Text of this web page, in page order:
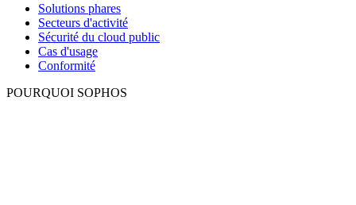
Solutions phares
Secteurs d'activité
Sécurité du cloud public
Cas d'usage
Conformité
POURQUOI SOPHOS